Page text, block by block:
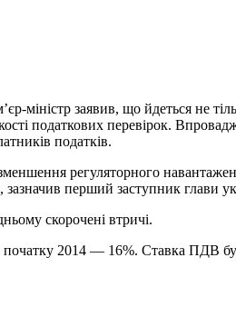
міністр заявив, що йдеться не
податкових перевірок.
податків.
регуляторного
перший заступник глави
скорочені втричі.
початку 2014 — 16%. Ставка ПДВ